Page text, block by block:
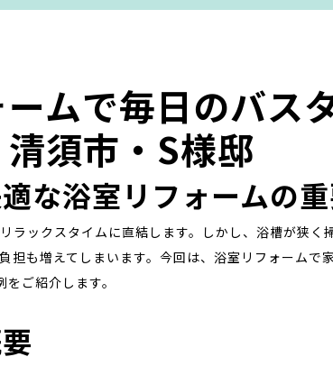
ムで毎日のバス
須市・S様邸
な浴室リフォームの
ラックスタイムに直結します。しかし、浴槽が狭く
担も増えてしまいます。今回は、浴室リフォームで
ご紹介します。